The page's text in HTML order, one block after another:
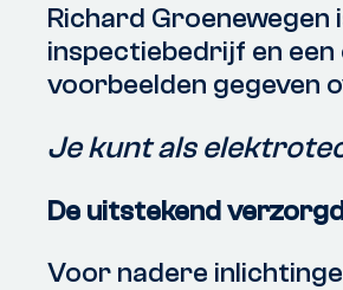
Richard Groenewegen
inspectiebedrijf en
voorbeelden gegeven
Je kunt als
De uitstekend
Voor nadere